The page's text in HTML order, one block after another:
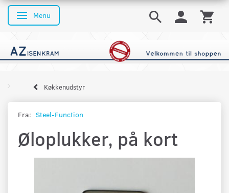
Skifte navigation
Menu
Køkkenudstyr
Fra: Steel-Function
Øloplukker, på kort